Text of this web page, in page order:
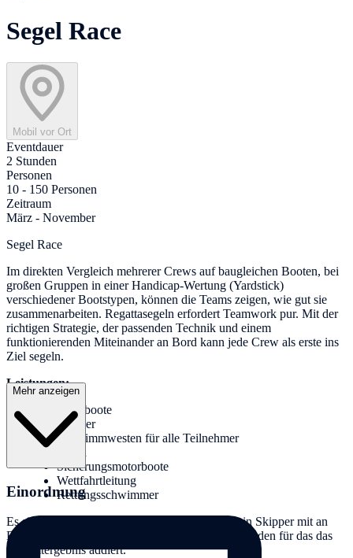
Segel Race
Mobil vor Ort
Eventdauer
2 Stunden
Personen
10 - 150 Personen
Zeitraum
März - November
Segel Race
Im direkten Vergleich mehrerer Crews auf baugleichen Booten, bei
großen Gruppen in einer Handicap-­Wertung (Yardstick)
verschiedener Bootstypen, können die Teams zeigen, wie gut sie
zusammenarbeiten. Regattasegeln erfordert Teamwork pur. Mit der
richtigen Strategie, der passenden Technik und einem
funktionierenden Miteinander an Bord kann jede Crew als erste ins
Ziel segeln.
Leistungen:
Segelboote
Skipper
Schwimmwesten für alle Teilnehmer
Bojen
Sicherungsmotorboote
Wettfahrtleitung
Rettungsschwimmer
Es sind keine Segelkenntnisse erforderlich, da ein Skipper mit an
Bord ist. Die Ergebnisse mehrerer Wettfahrten werden für das das
Gesamtergebnis addiert.
Mehr anzeigen
Einordnung